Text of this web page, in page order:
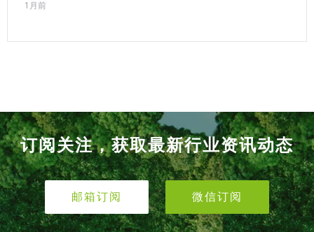
1月前
订阅关注，获取最新行业资讯动态
邮箱订阅 微信订阅